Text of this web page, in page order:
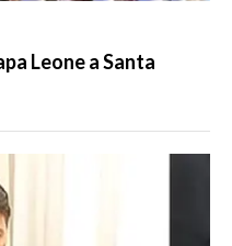
Leone a Santa